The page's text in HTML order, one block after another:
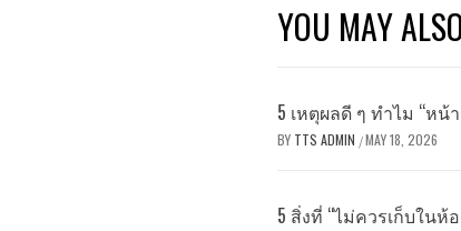
YOU MAY
5 เหตุผลดี ๆ ทำไม “หน้
BY TTS ADMIN /MAY 18, 2026
5 สิ่งที่ “ไม่ควรเก็บในห้